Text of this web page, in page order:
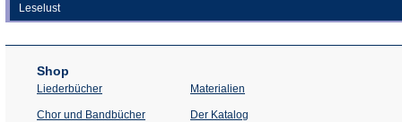
Leselust
Shop
Liederbücher
Chor und Bandbücher
Materialien
Der Katalog